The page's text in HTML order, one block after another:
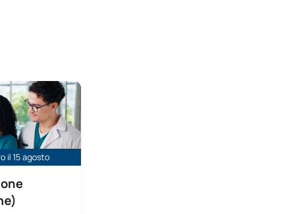
il 15 agosto
e gestione sanitaria (online)